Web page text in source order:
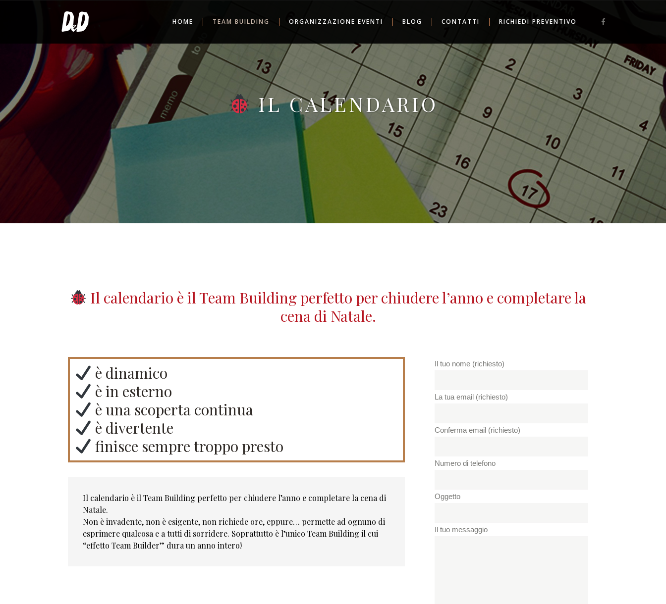
HOME TEAM BUILDING ORGANIZZAZIONE EVENTI BLOG CONTATTI RICHIEDI PREVENTIVO
IL CALENDARIO
Il calendario è il Team Building perfetto per chiudere l’anno e completare la
cena di Natale.
è dinamico
è in esterno
è una scoperta continua
è divertente
finisce sempre troppo presto
Il calendario è il Team Building perfetto per chiudere l’anno e completare la cena di
Natale.
Non è invadente, non è esigente, non richiede ore, eppure… permette ad ognuno di
esprimere qualcosa e a tutti di sorridere. Soprattutto è l’unico Team Building il cui
“effetto Team Builder” dura un anno intero!
Il tuo nome (richiesto)
La tua email (richiesto)
Conferma email (richiesto)
Numero di telefono
Oggetto
Il tuo messaggio